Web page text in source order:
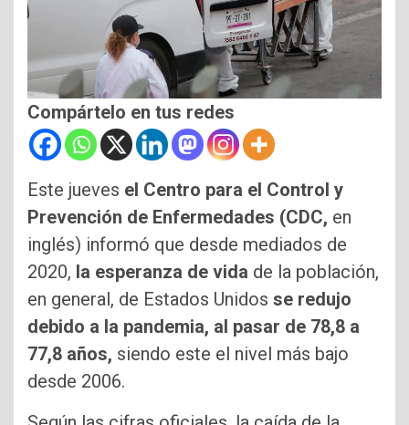
Compártelo en tus redes
Este jueves el Centro para el Control y
Prevención de Enfermedades (CDC, en
inglés) informó que desde mediados de
2020, la esperanza de vida de la población,
en general, de Estados Unidos se redujo
debido a la pandemia, al pasar de 78,8 a
77,8 años, siendo este el nivel más bajo
desde 2006.